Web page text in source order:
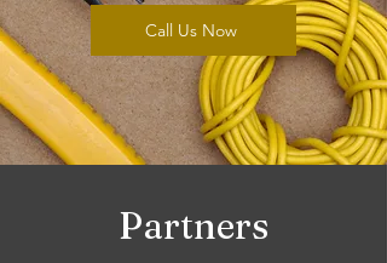
Call Us Now
Partners